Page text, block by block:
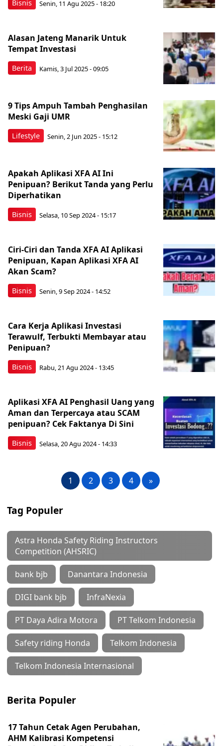
Bisnis Senin, 11 Agu 2025 - 18:20
Berita
Alasan Jateng Manarik Untuk
Tempat Investasi
Kamis, 3 Jul 2025 - 09:05
Lifestyle
9 Tips Ampuh Tambah Penghasilan
Meski Gaji UMR
Senin, 2 Jun 2025 - 15:12
Bisnis
Apakah Aplikasi XFA AI Ini
Penipuan? Berikut Tanda yang Perlu
Diperhatikan
Selasa, 10 Sep 2024 - 15:17
Bisnis
Ciri-Ciri dan Tanda XFA AI Aplikasi
Penipuan, Kapan Aplikasi XFA AI
Akan Scam?
Senin, 9 Sep 2024 - 14:52
Bisnis
Cara Kerja Aplikasi Investasi
Terawulf, Terbukti Membayar atau
Penipuan?
Rabu, 21 Agu 2024 - 13:45
Bisnis
Aplikasi XFA AI Penghasil Uang yang
Aman dan Terpercaya atau SCAM
penipuan? Cek Faktanya Di Sini
Selasa, 20 Agu 2024 - 14:33
1 2 3 4 »
Tag Populer
Astra Honda Safety Riding Instructors
Competition (AHSRIC)
bank bjb Danantara Indonesia
DIGI bank bjb InfraNexia
PT Daya Adira Motora PT Telkom Indonesia
Safety riding Honda Telkom Indonesia
Telkom Indonesia Internasional
Berita Populer
17 Tahun Cetak Agen Perubahan,
AHM Kalibrasi Kompetensi